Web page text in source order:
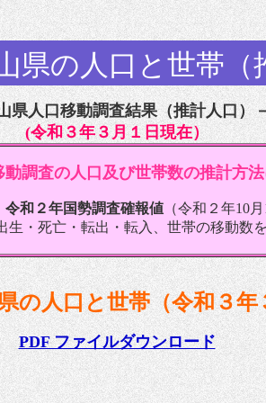
の人口と世帯（
県人口移動調査結果（推計人口）－
(令和３年３月１日現在）
動調査の人口及び世帯数の推計方
令和２年国勢調査確報値 （令和２年10
・死亡・転出・転入、世帯の移動数
の人口と世帯（令和３年
PDF ファイルダウンロード